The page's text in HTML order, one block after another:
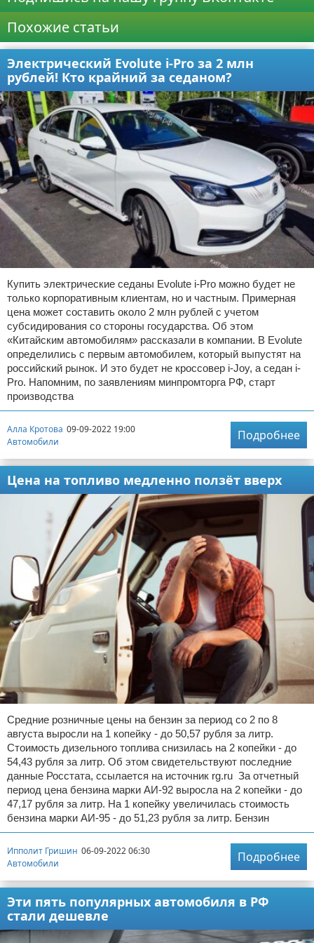
Похожие статьи
Электрический Evolute i-Pro за 2 млн
рублей! Кто крайний за седаном?
Купить электрические седаны Evolute i-Pro можно будет не
только корпоративным клиентам, но и частным. Примерная
цена может составить около 2 млн рублей с учетом
субсидирования со стороны государства. Об этом
«Китайским автомобилям» рассказали в компании. В Evolute
определились с первым автомобилем, который выпустят на
российский рынок. И это будет не кроссовер i-Joy, а седан i-
Pro. Напомним, по заявлениям минпромторга РФ, старт
производства
Алла Кротова 09-09-2022 19:00
Автомобили
Подробнее
Цена на топливо медленно ползёт вверх
Средние розничные цены на бензин за период со 2 по 8
августа выросли на 1 копейку - до 50,57 рубля за литр.
Стоимость дизельного топлива снизилась на 2 копейки - до
54,43 рубля за литр. Об этом свидетельствуют последние
данные Росстата, ссылается на источник rg.ru За отчетный
период цена бензина марки АИ-92 выросла на 2 копейки - до
47,17 рубля за литр. На 1 копейку увеличилась стоимость
бензина марки АИ-95 - до 51,23 рубля за литр. Бензин
Ипполит Гришин 06-09-2022 06:30
Автомобили
Подробнее
Эти пять популярных автомобиля в РФ
стали дешевле